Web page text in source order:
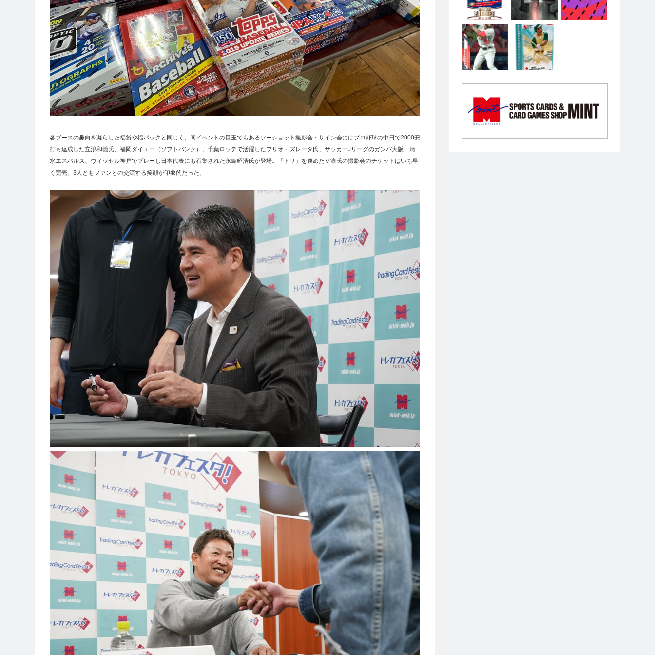
各ブースの趣向を凝らした福袋や福パックと同じく、同イベントの目玉でもあるツーショット撮影会・サイン会にはプロ野球の中日で2000安
打も達成した立浪和義氏、福岡ダイエー（ソフトバンク）、千葉ロッテで活躍したフリオ・ズレータ氏、サッカーJリーグのガンバ大阪、清
水エスパルス、ヴィッセル神戸でプレーし日本代表にも召集された永島昭浩氏が登場。「トリ」を務めた立浪氏の撮影会のチケットはいち早
く完売。3人ともファンとの交流する笑顔が印象的だった。